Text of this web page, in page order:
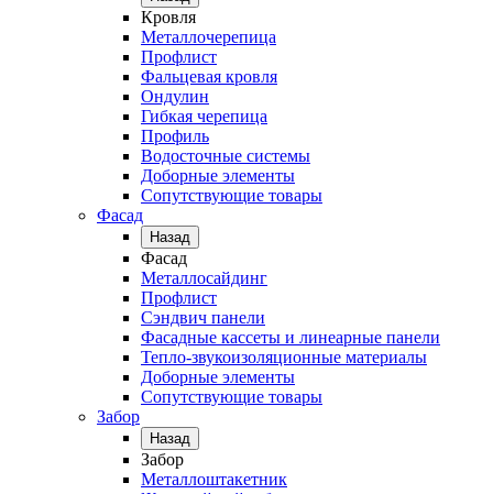
Кровля
Металлочерепица
Профлист
Фальцевая кровля
Ондулин
Гибкая черепица
Профиль
Водосточные системы
Доборные элементы
Сопутствующие товары
Фасад
Назад
Фасад
Металлосайдинг
Профлист
Сэндвич панели
Фасадные кассеты и линеарные панели
Тепло-звукоизоляционные материалы
Доборные элементы
Сопутствующие товары
Забор
Назад
Забор
Металлоштакетник